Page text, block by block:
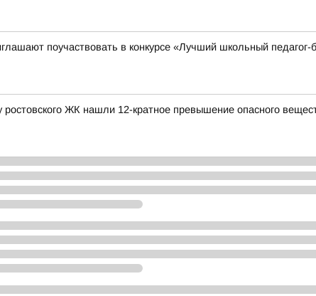
поучаствовать в конкурсе «Лучший школьный педагог-
ростовского ЖК нашли 12-кратное превышение опасного